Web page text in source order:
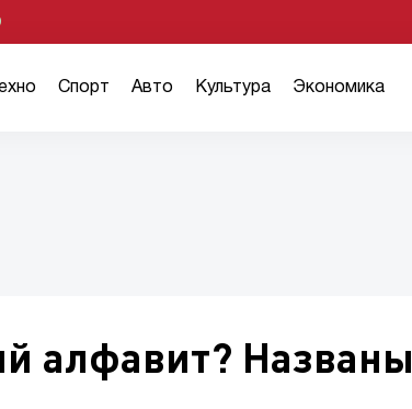
Спорт Авто Культура Экономика
алфавит? Названы